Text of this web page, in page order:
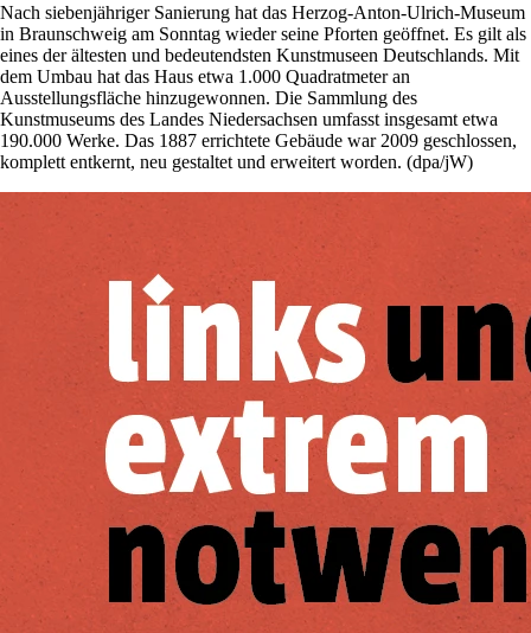
Nach siebenjähriger Sanierung hat das Herzog-Anton-Ulrich-Museum
in Braunschweig am Sonntag wieder seine Pforten geöffnet. Es gilt als
eines der ältesten und bedeutendsten Kunstmuseen Deutschlands. Mit
dem Umbau hat das Haus etwa 1.000 Quadratmeter an
Ausstellungsfläche hinzugewonnen. Die Sammlung des
Kunstmuseums des Landes Niedersachsen umfasst insgesamt etwa
190.000 Werke. Das 1887 errichtete Gebäude war 2009 geschlossen,
komplett entkernt, neu gestaltet und erweitert worden. (dpa/jW)